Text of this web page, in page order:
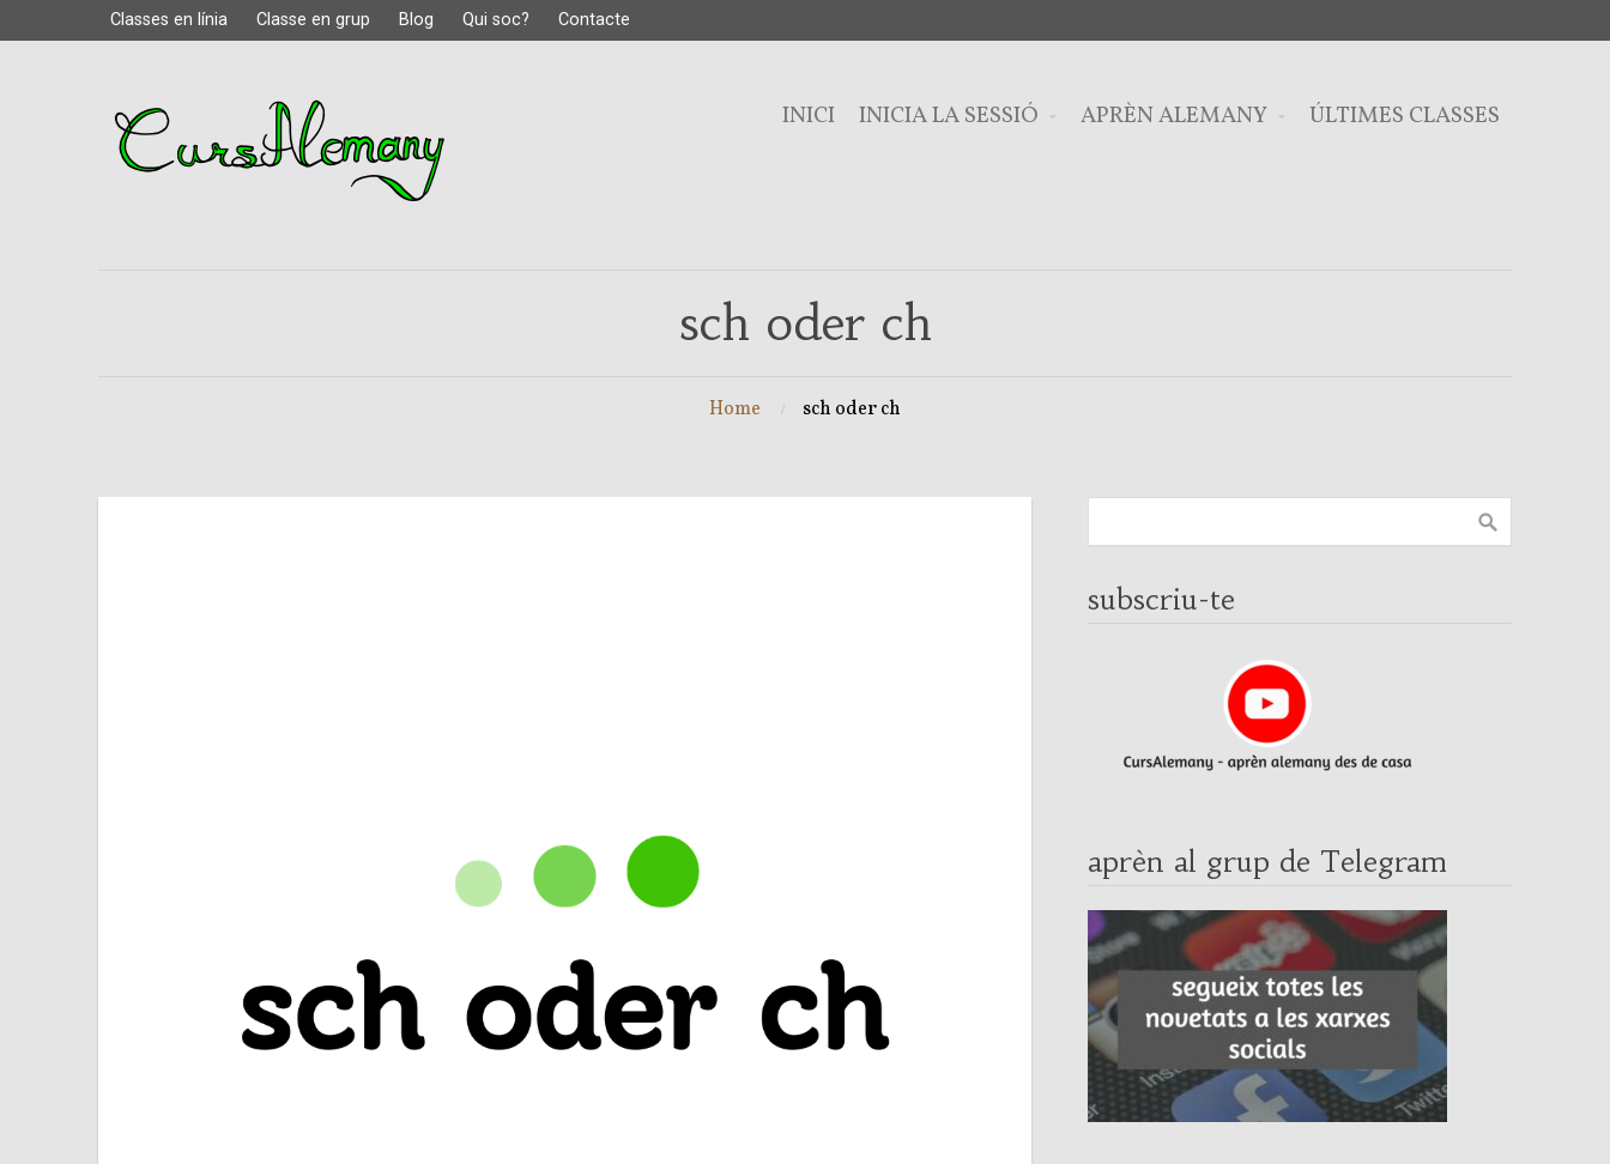
Classes en línia Classe en grup Blog Qui soc? Contacte
INICI INICIA LA SESSIÓ APRÈN ALEMANY ÚLTIMES CLASSES
sch oder ch
Home sch oder ch
subscriu-te
aprèn al grup de Telegram